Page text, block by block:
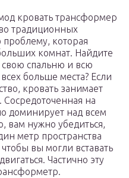
кровать трансформер
традиционных
которая
комнат. Найдите
свою спальню и всю
больше места? Если
кровать занимает
Сосредоточенная на
доминирует над всем
вам нужно убедиться,
метр пространства
вы могли вставать
Частично эту